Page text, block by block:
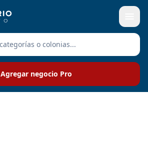
Agregar negocio Pro